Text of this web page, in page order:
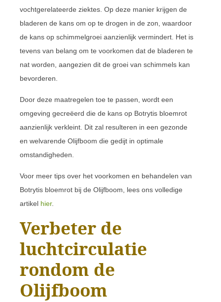
vochtgerelateerde ziektes. Op deze manier krijgen de
bladeren de kans om op te drogen in de zon, waardoor
de kans op schimmelgroei aanzienlijk vermindert. Het is
tevens van belang om te voorkomen dat de bladeren te
nat worden, aangezien dit de groei van schimmels kan
bevorderen.
Door deze maatregelen toe te passen, wordt een
omgeving gecreëerd die de kans op Botrytis bloemrot
aanzienlijk verkleint. Dit zal resulteren in een gezonde
en welvarende Olijfboom die gedijt in optimale
omstandigheden.
Voor meer tips over het voorkomen en behandelen van
Botrytis bloemrot bij de Olijfboom, lees ons volledige
artikel hier.
Verbeter de
luchtcirculatie
rondom de
Olijfboom